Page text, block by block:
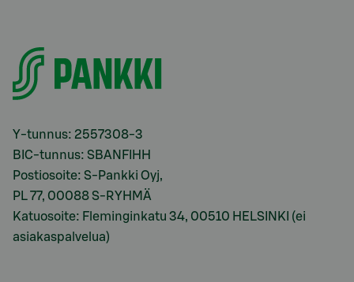
Y-tunnus: 2557308-3
BIC-tunnus: SBANFIHH
Postiosoite: S-Pankki Oyj,
PL 77, 00088 S-RYHMÄ
Katuosoite: Fleminginkatu 34, 00510 HELSINKI (ei
asiakaspalvelua)